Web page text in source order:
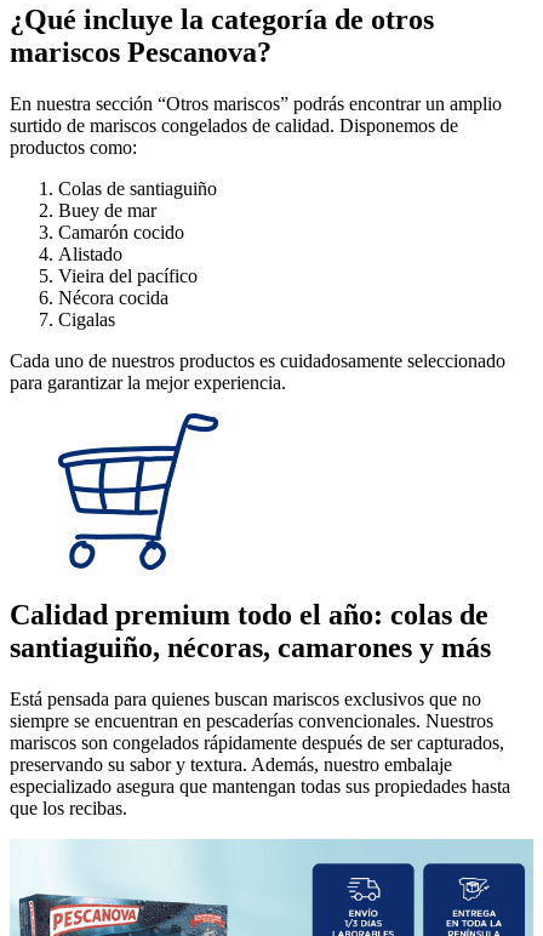
¿Qué incluye la categoría de otros
mariscos Pescanova?
En nuestra sección “Otros mariscos” podrás encontrar un amplio
surtido de mariscos congelados de calidad. Disponemos de
productos como:
Colas de santiaguiño
Buey de mar
Camarón cocido
Alistado
Vieira del pacífico
Nécora cocida
Cigalas
Cada uno de nuestros productos es cuidadosamente seleccionado
para garantizar la mejor experiencia.
Calidad premium todo el año: colas de
santiaguiño, nécoras, camarones y más
Está pensada para quienes buscan mariscos exclusivos que no
siempre se encuentran en pescaderías convencionales. Nuestros
mariscos son congelados rápidamente después de ser capturados,
preservando su sabor y textura. Además, nuestro embalaje
especializado asegura que mantengan todas sus propiedades hasta
que los recibas.